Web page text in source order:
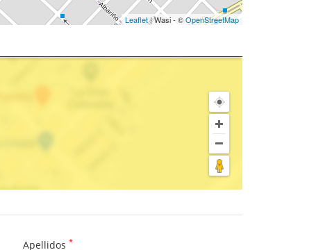
Leaflet| Wasi - ©OpenStreetMap
Apellidos *